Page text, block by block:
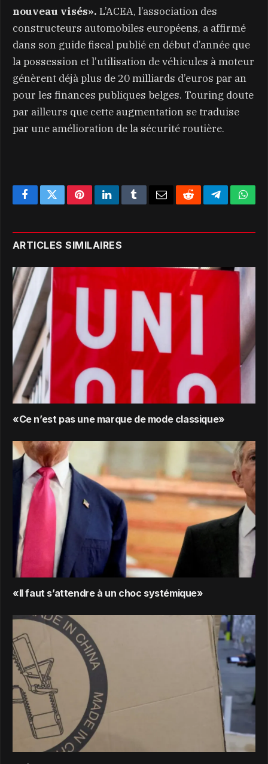
nouveau visés». L’ACEA, l’association des
constructeurs automobiles européens, a affirmé
dans son guide fiscal publié en début d’année que
la possession et l’utilisation de véhicules à moteur
génèrent déjà plus de 20 milliards d’euros par an
pour les finances publiques belges. Touring doute
par ailleurs que cette augmentation se traduise
par une amélioration de la sécurité routière.
FacebookTwitterPinterestLinkedInTumblrEmailRedditTelegram
ARTICLES SIMILAIRES
«Ce n’est pas une marque de mode classique»
«Il faut s’attendre à un choc systémique»